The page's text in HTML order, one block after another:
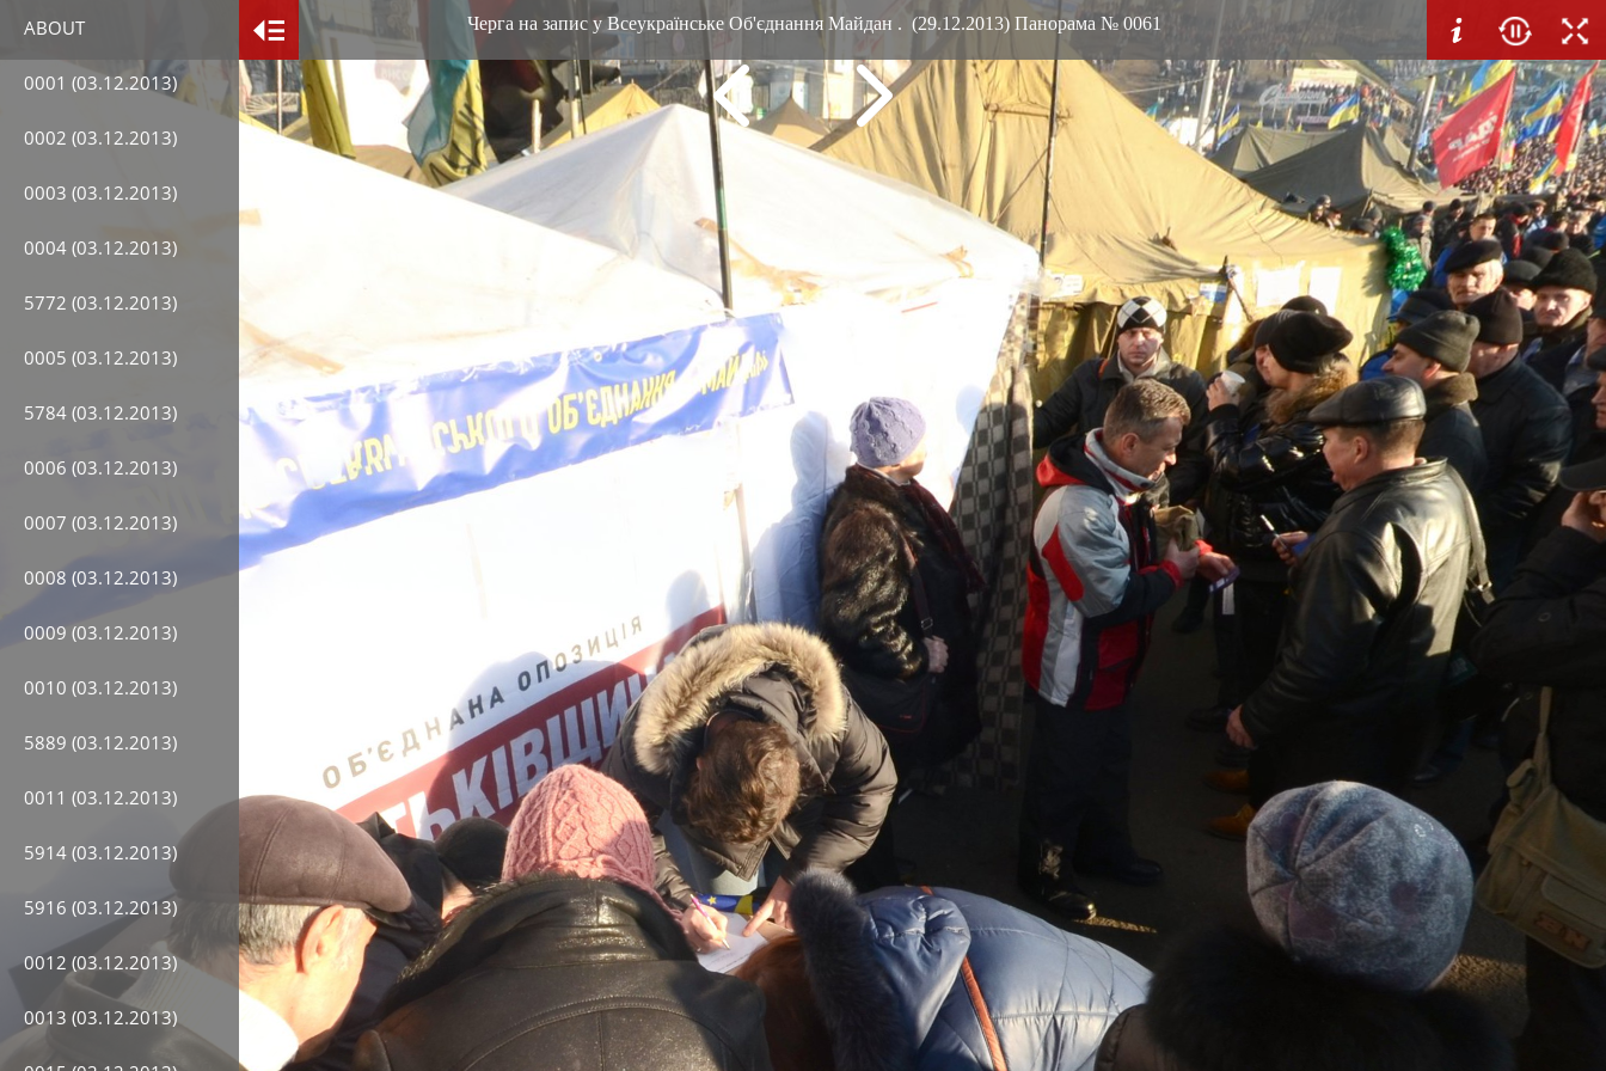
ABOUT
0001 (03.12.2013)
0002 (03.12.2013)
0003 (03.12.2013)
0004 (03.12.2013)
5772 (03.12.2013)
0005 (03.12.2013)
5784 (03.12.2013)
0006 (03.12.2013)
0007 (03.12.2013)
0008 (03.12.2013)
0009 (03.12.2013)
0010 (03.12.2013)
5889 (03.12.2013)
0011 (03.12.2013)
5914 (03.12.2013)
5916 (03.12.2013)
0012 (03.12.2013)
0013 (03.12.2013)
Черга на запис у Всеукраїнське Об'єднання Майдан . (29.12.2013) Панорама № 0061